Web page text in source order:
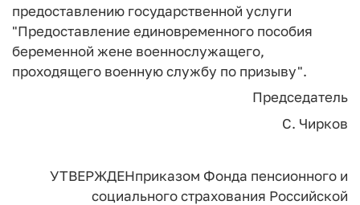
предоставлению государственной услуги
"Предоставление единовременного пособия
беременной жене военнослужащего,
проходящего военную службу по призыву".
Председатель
С. Чирков
УТВЕРЖДЕНприказом Фонда пенсионного и
социальногострахования Российской